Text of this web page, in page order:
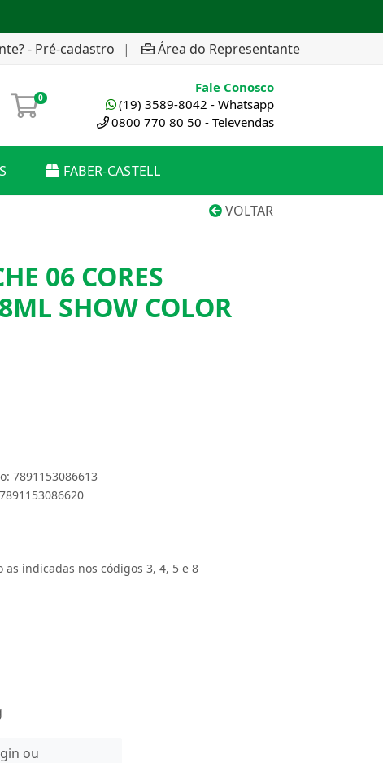
- Pré-cadastro | Área do Representante
0
Fale Conosco
(19) 3589-8042 - Whatsapp
0800 770 80 50 - Televendas
FABER-CASTELL
VOLTAR
06 CORES
SHOW COLOR
7891153086613
indicadas nos códigos 3, 4, 5 e 8
ou